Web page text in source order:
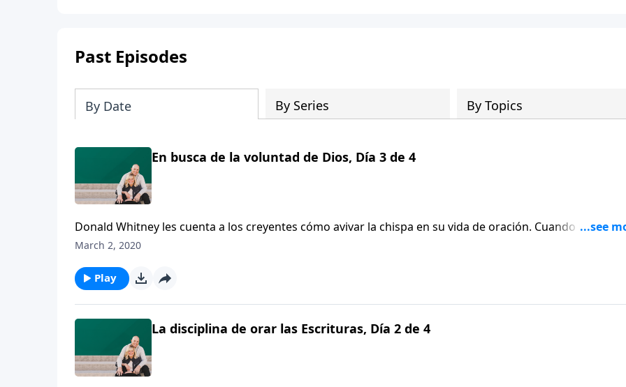
Past Episodes
By Date By Series By Topics
En busca de la voluntad de Dios, Día 3 de 4
Donald Whitney les cuenta a los creyentes cómo avivar la chispa en su vida de oración. Cuando usamos
Escrituras para expresarlas a Dios, nos damos cuenta de que empezamos a orar con fervor.
March 2, 2020
Play
La disciplina de orar las Escrituras, Día 2 de 4